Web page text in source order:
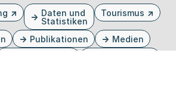
Daten und
Statistiken
Tourismus
Publikationen
Medien